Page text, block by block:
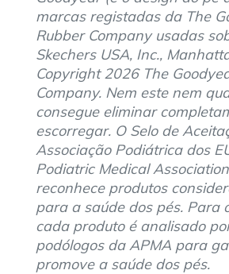
marcas registadas da The
Rubber Company usadas
Skechers USA, Inc.,
Copyright 2026 The
Company. Nem este nem
consegue eliminar
escorregar. O Selo de
Associação Podiátrica dos
Podiatric Medical
reconhece produtos
para a saúde dos pés. Para
cada produto é analisado
podólogos da APMA para
promove a saúde dos pés.